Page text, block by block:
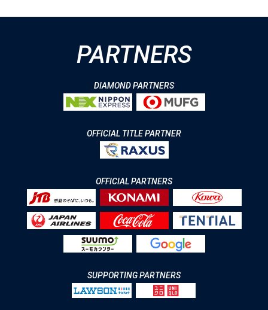
PARTNERS
DIAMOND PARTNERS
OFFICIAL TITLE PARTNER
OFFICIAL PARTNERS
SUPPORTING PARTNERS